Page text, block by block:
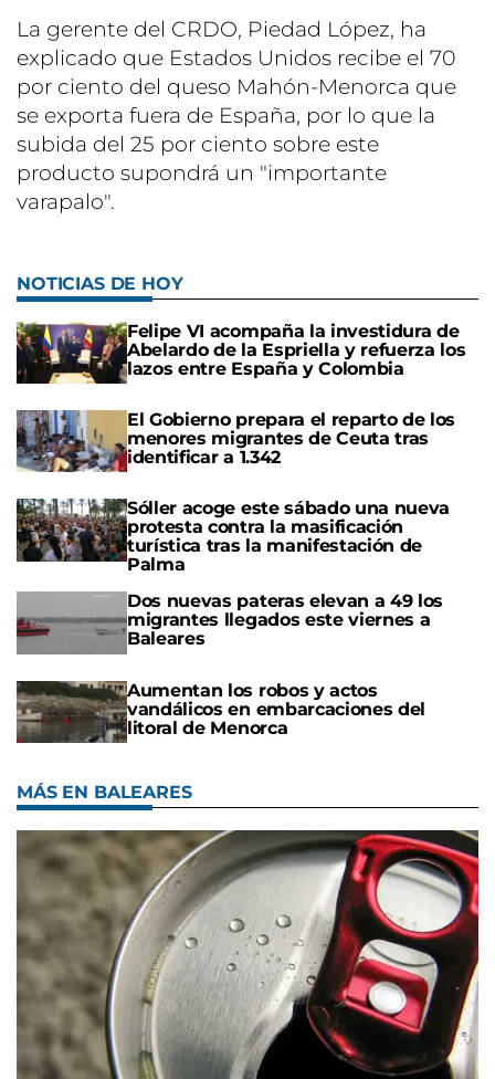
La gerente del CRDO, Piedad López, ha
explicado que Estados Unidos recibe el 70
por ciento del queso Mahón-Menorca que
se exporta fuera de España, por lo que la
subida del 25 por ciento sobre este
producto supondrá un "importante
varapalo".
NOTICIAS DE HOY
Felipe VI acompaña la investidura de
Abelardo de la Espriella y refuerza los
lazos entre España y Colombia
El Gobierno prepara el reparto de los
menores migrantes de Ceuta tras
identificar a 1.342
Sóller acoge este sábado una nueva
protesta contra la masificación
turística tras la manifestación de
Palma
Dos nuevas pateras elevan a 49 los
migrantes llegados este viernes a
Baleares
Aumentan los robos y actos
vandálicos en embarcaciones del
litoral de Menorca
MÁS EN BALEARES